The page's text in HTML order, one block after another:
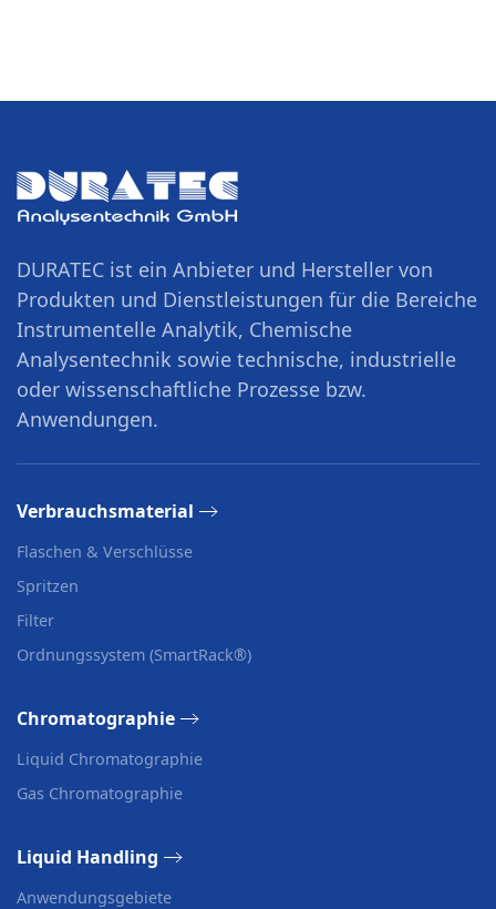
DURATEC ist ein Anbieter und Hersteller von
Produkten und Dienstleistungen für die Bereiche
Instrumentelle Analytik, Chemische
Analysentechnik sowie technische, industrielle
oder wissenschaftliche Prozesse bzw.
Anwendungen.
Verbrauchsmaterial
Flaschen & Verschlüsse
Spritzen
Filter
Ordnungssystem (SmartRack®)
Chromatographie
Liquid Chromatographie
Gas Chromatographie
Liquid Handling
Anwendungsgebiete